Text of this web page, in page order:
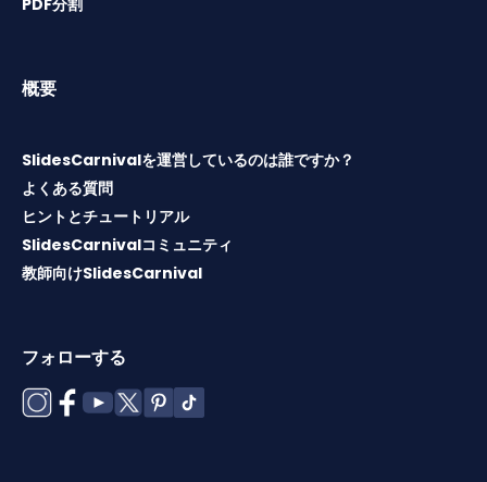
概要
SlidesCarnivalを運営しているのは誰ですか？
よくある質問
ヒントとチュートリアル
SlidesCarnivalコミュニティ
教師向けSlidesCarnival
フォローする